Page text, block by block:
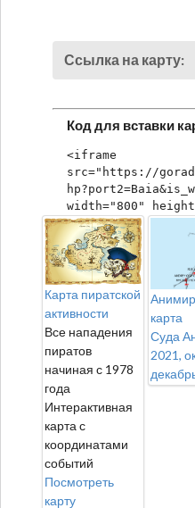
Ссылка на карту:
Код для вставки
<iframe
src="https://
width="800"
Карта пиратской
активности
Все нападения
пиратов
начиная с 1978
года
Интерактивная
карта с
координатами
событий
Посмотреть
карту
карта
Суда
2021,